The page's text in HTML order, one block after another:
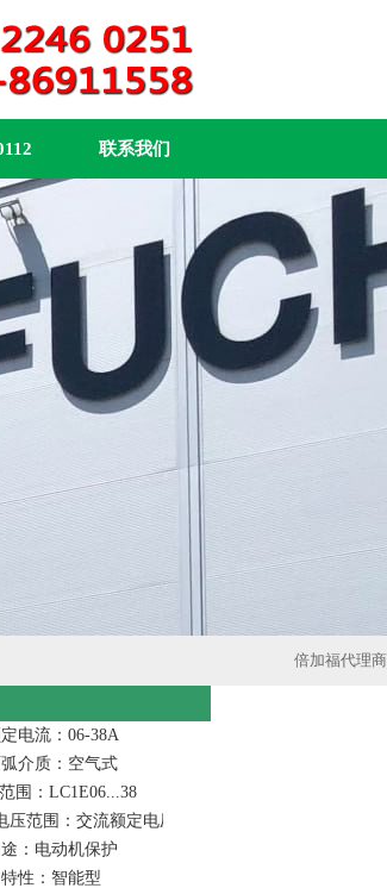
联系我们
倍加福代理商
电流：06-38A
弧介质：空气式
围：LC1E06...38
压范围：交流额定电压1500V及以下
：电动机保护
特性：智能型